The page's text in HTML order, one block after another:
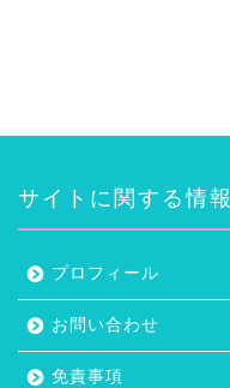
サイトに関する情報
プロフィール
お問い合わせ
免責事項